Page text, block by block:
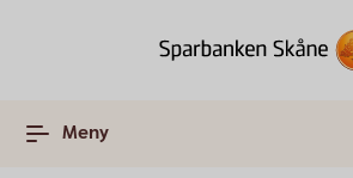
Meny